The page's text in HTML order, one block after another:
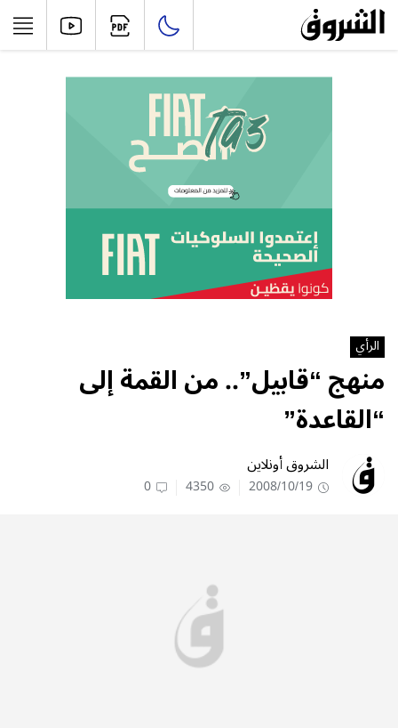
الرأي
منهج “قابيل”.. من القمة إلى
“القاعدة”
الشروق أونلاين
2008/10/19
4350
0